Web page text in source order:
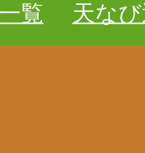
覧
天な